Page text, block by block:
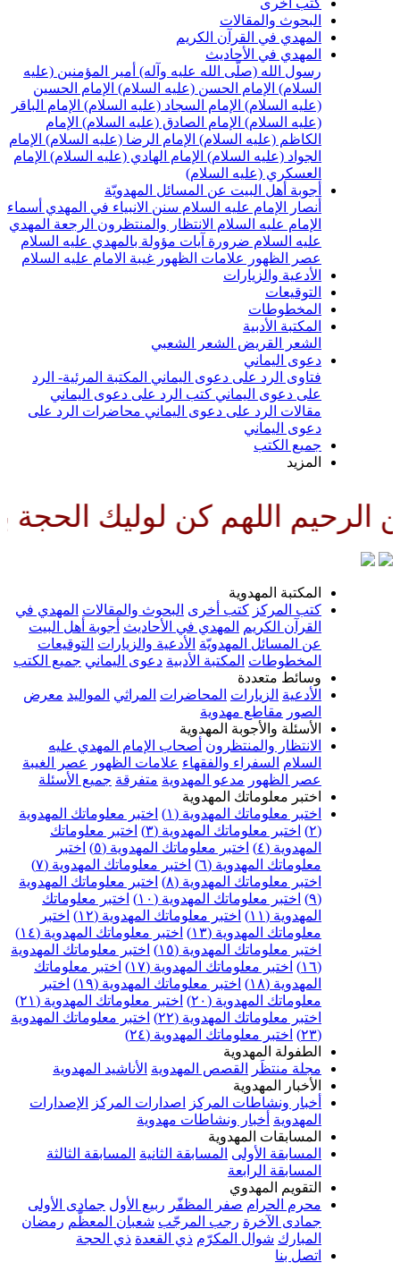
والمقالات
في القرآن الكريم
في الأحاديث
الله (صلّى الله عليه وآله) أمير المؤمنين (عليه
الإمام الحسن (عليه السلام) الإمام الحسين
الإمام السجاد (عليه السلام) الإمام الباقر
الإمام الصادق (عليه السلام) الإمام
(عليه السلام) الإمام الرضا (عليه السلام) الإمام
(عليه السلام) الإمام الهادي (عليه السلام) الإمام
(عليه السلام)
أهل البيت عن المسائل المهدويّة
الإمام عليه السلامسنن الانبياء في المهديأسماء
عليه السلامالانتظار والمنتظرونالرجعةالمهدي
السلام ضرورة آيات مؤولة بالمهدي عليه السلام
علامات الظهورغيبة الامام عليه السلام
والزيارات
الأدبية
الشعر الشعبي
اليماني
الرد على دعوى اليماني المكتبة المرئية- الرد
دعوى اليماني كتب الرد على دعوى اليماني
الرد على دعوى اليماني محاضرات الرد على
كن لوليك الحجة بن الحسن
المهدوية
كتب أخرى البحوث والمقالات المهدي في
المهدي في الأحاديث أجوبة أهل البيت
المسائل المهدويّة الأدعية والزيارات التوقيعات
المكتبة الأدبية دعوى اليماني جميع الكتب
متعددة
الزيارات المحاضرات المراثي المواليد معرض
مقاطع مهدوية
والأجوبة المهدوية
والمنتظرون أصحاب الإمام المهدي عليه
السفراء والفقهاء علامات الظهور عصر الغيبة
مدعو المهدوية متفرقة جميع الأسئلة
معلوماتك المهدوية
معلوماتك المهدوية (١)
اختبر معلوماتك المهدوية
اختبر معلوماتك المهدوية (٣)
اختبر معلوماتك
اختبر معلوماتك المهدوية (٥)
اختبر
المهدوية (٦)
اختبر معلوماتك المهدوية (٧)
معلوماتك المهدوية (٨)
اختبر معلوماتك المهدوية
اختبر معلوماتك المهدوية (١٠)
اختبر معلوماتك
اختبر معلوماتك المهدوية (١٢)
اختبر
المهدوية (١٣)
اختبر معلوماتك المهدوية (١٤)
معلوماتك المهدوية (١٥)
اختبر معلوماتك المهدوية
اختبر معلوماتك المهدوية (١٧)
اختبر معلوماتك
اختبر معلوماتك المهدوية (١٩)
اختبر
المهدوية (٢٠)
اختبر معلوماتك المهدوية (٢١)
معلوماتك المهدوية (٢٢)
اختبر معلوماتك المهدوية
اختبر معلوماتك المهدوية (٢٤)
المهدوية
منتظَر
القصص المهدوية الأناشيد المهدوية
المهدوية
ونشاطات المركز اصدارات المركز الإصدارات
أخبار ونشاطات مهدوية
المهدوية
الأولى المسابقة الثانية المسابقة الثالثة
الرابعة
المهدوي
الحرام
صفر المظفّر ربيع الأول جمادى الأولى
رجب المرجّب شعبان المعظّم رمضان
شوال المكرّم ذي القعدة ذي الحجة